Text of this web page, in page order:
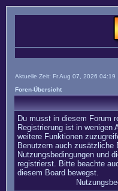
Aktuelle Zeit: Fr Aug 07, 2026 04:19
Foren-Übersicht
Du musst in diesem Forum
Registrierung ist in wenigen
weitere Funktionen
Benutzern auch zusätzliche
Nutzungsbedingungen und
registrierst. Bitte beachte
diesem Board bewegst.